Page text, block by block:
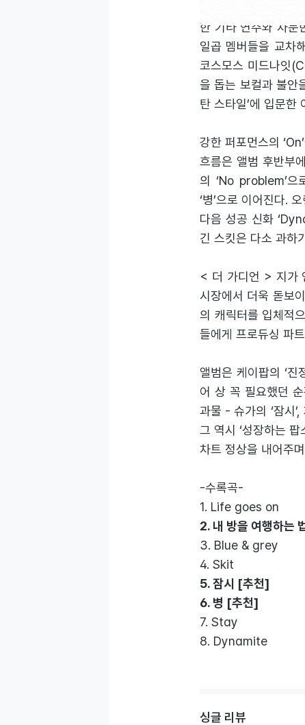
BTS의 언어는 팬덤
한 기타 연주와 차분
일곱 멤버들을 교차
코스모스 미드나잇
을 돕는 보컬과 불안
탄 스타일’에 입문한
강한 퍼포먼스의
흐름은 앨범 후반부
의 ‘No problem’
‘병’으로 이어진다.
다음 성공 신화
긴 스킷은 다소 과하
< 더 가디언 > 지가
시장에서 더욱 돋보
의 캐릭터를 입체적
들에게 프로듀싱 파
앨범은 케이팝의 ‘
어 상 꼭 필요했던
과물 - 슈가의 ‘잠시
그 역시 ‘성장하는
차트 정상을 내어주
-수록곡-
1. Life goes on
2. 내 방을 여행하는
3. Blue & grey
4. Skit
5. 잠시 [추천]
6. 병 [추천]
7. Stay
8. Dynamite
싱글 리뷰